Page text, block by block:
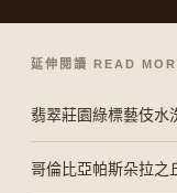
延伸閱讀 READ
翡翠莊園綠標藝伎水
哥倫比亞帕斯朵拉之